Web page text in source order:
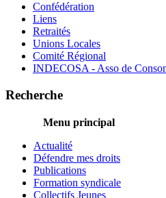
Confédération
Liens
Retraités
Unions Locales
Comité Régional
INDECOSA - Asso de
Recherche
Menu principal
Actualité
Défendre mes droits
Publications
Formation syndicale
Collectifs Jeunes